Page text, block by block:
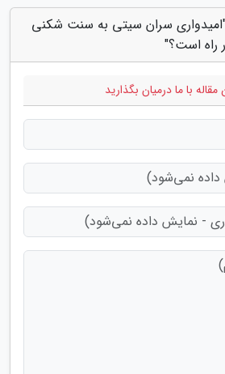
"امیدواری سران سیتی به سنت شکنی
است؟"
با ما درمیان بگذارید